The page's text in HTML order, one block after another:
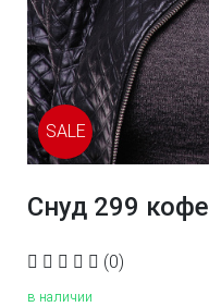
SALE
Снуд 299 кофе
(0)
в наличии